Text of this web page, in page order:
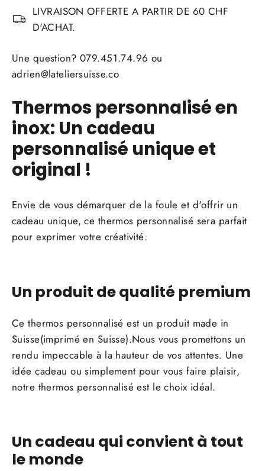
LIVRAISON OFFERTE A PARTIR DE 60 CHF
D'ACHAT.
Une question? 079.451.74.96 ou
adrien@lateliersuisse.co
Thermos personnalisé en
inox: Un cadeau
personnalisé unique et
original !
Envie de vous démarquer de la foule et d'offrir un
cadeau unique, ce thermos personnalisé sera parfait
pour exprimer votre créativité.
Un produit de qualité premium
Ce thermos personnalisé est un produit made in
Suisse(imprimé en Suisse).Nous vous promettons un
rendu impeccable à la hauteur de vos attentes. Une
idée cadeau ou simplement pour vous faire plaisir,
notre thermos personnalisé est le choix idéal.
Un cadeau qui convient à tout
le monde